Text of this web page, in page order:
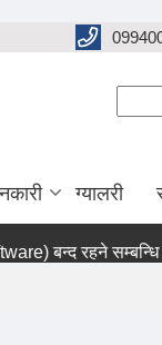
ग्यालरी
बन्द रहने सम्बन्धि